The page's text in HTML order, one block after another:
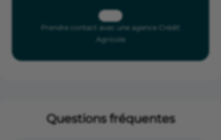
Prendre contact avec une agence Crédit
Agricole
Questions fréquentes